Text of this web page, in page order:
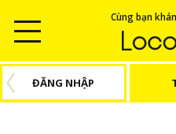
Cùng bạn
ĐĂNG NHẬP